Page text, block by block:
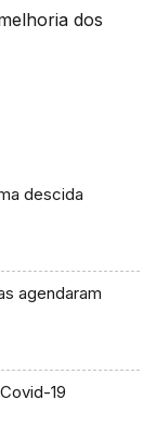
dos
descida
agendaram
19